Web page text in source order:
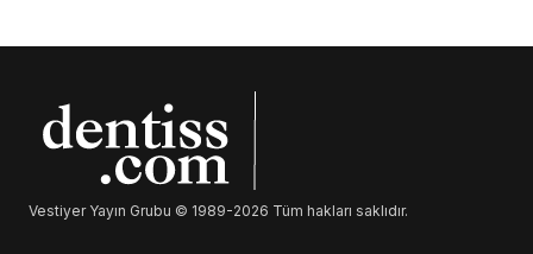
Meşe
Erciyes Üniversitesi Diş Hekimliği Fakültesi
Tiyatro Topluluğu, Dünya Tiyatrolar
Haftası “Karım Balım Peteğim” adlı tiyatro
oyununu sahnelerken Türkiye’de ilk kez